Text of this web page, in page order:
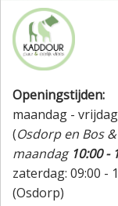
Openingstijden:
maandag -
(Osdorp en Bos
maandag 10:00 -
zaterdag: 09:00 -
(Osdorp)